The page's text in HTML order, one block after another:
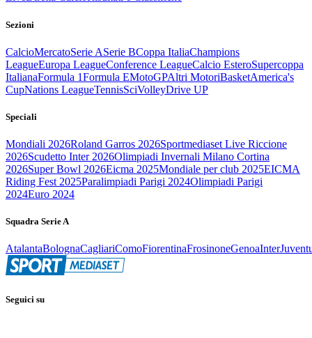
Sezioni
CalcioMercatoSerie ASerie BCoppa ItaliaChampions
LeagueEuropa LeagueConference LeagueCalcio EsteroSupercoppa
ItalianaFormula 1Formula EMotoGPAltri MotoriBasketAmerica's
CupNations LeagueTennisSciVolleyDrive UP
Speciali
Mondiali 2026Roland Garros 2026Sportmediaset Live Riccione
2026Scudetto Inter 2026Olimpiadi Invernali Milano Cortina
2026Super Bowl 2026Eicma 2025Mondiale per club 2025EICMA
Riding Fest 2025Paralimpiadi Parigi 2024Olimpiadi Parigi
2024Euro 2024
Squadra Serie A
AtalantaBolognaCagliariComoFiorentinaFrosinoneGenoaInter
Seguici su